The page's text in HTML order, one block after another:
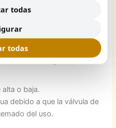
o baja.
debido a que la válvula de
del uso.
todas
todas